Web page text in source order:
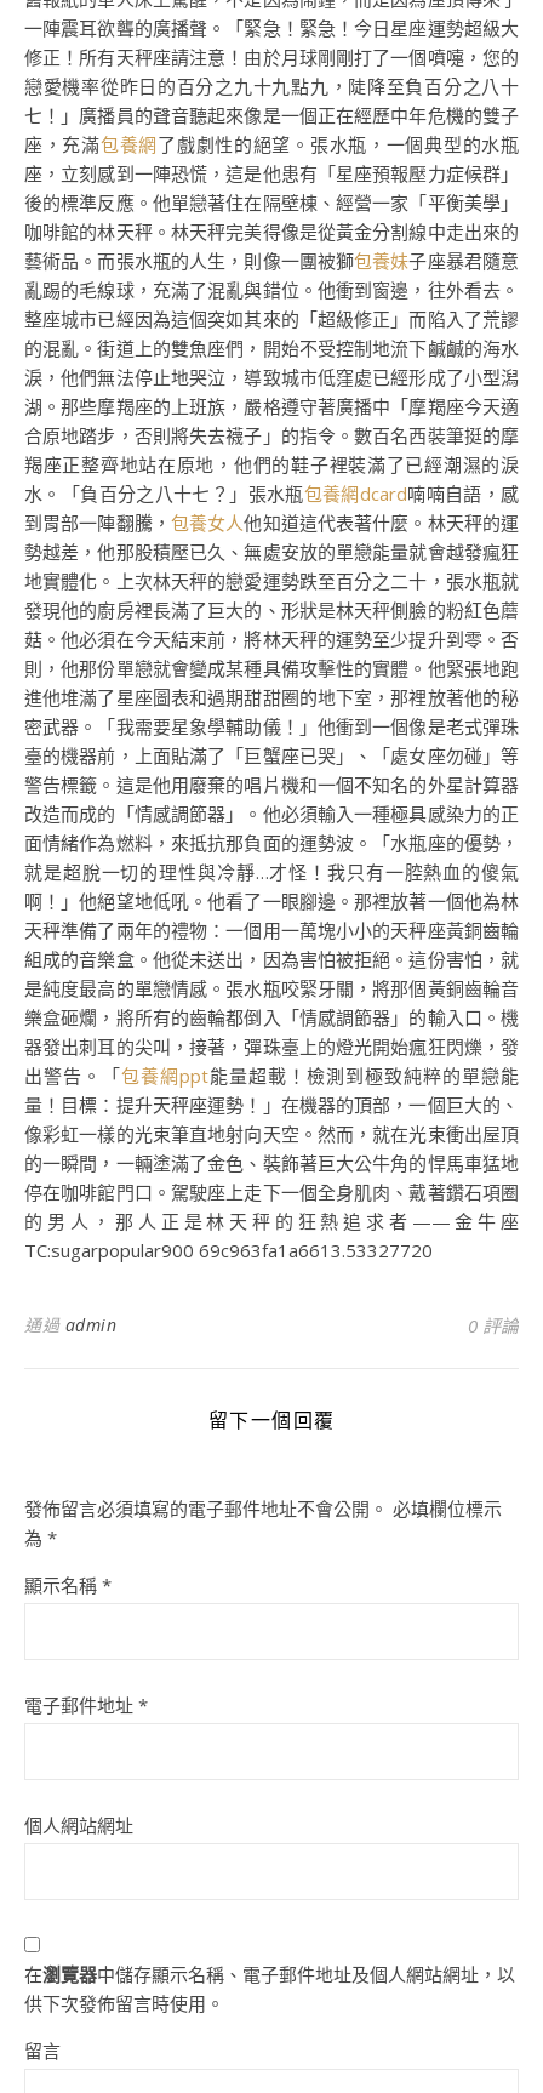
一陣震耳欲聾的廣播聲。「緊急！緊急！今日星座運勢超級大
修正！所有天秤座請注意！由於月球剛剛打了一個噴嚏，您的
戀愛機率從昨日的百分之九十九點九，陡降至負百分之八十
七！」廣播員的聲音聽起來像是一個正在經歷中年危機的雙子
座，充滿包養網了戲劇性的絕望。張水瓶，一個典型的水瓶
座，立刻感到一陣恐慌，這是他患有「星座預報壓力症候群」
後的標準反應。他單戀著住在隔壁棟、經營一家「平衡美學」
咖啡館的林天秤。林天秤完美得像是從黃金分割線中走出來的
藝術品。而張水瓶的人生，則像一團被獅包養妹子座暴君隨意
亂踢的毛線球，充滿了混亂與錯位。他衝到窗邊，往外看去。
整座城市已經因為這個突如其來的「超級修正」而陷入了荒謬
的混亂。街道上的雙魚座們，開始不受控制地流下鹹鹹的海水
淚，他們無法停止地哭泣，導致城市低窪處已經形成了小型潟
湖。那些摩羯座的上班族，嚴格遵守著廣播中「摩羯座今天適
合原地踏步，否則將失去襪子」的指令。數百名西裝筆挺的摩
羯座正整齊地站在原地，他們的鞋子裡裝滿了已經潮濕的淚
水。「負百分之八十七？」張水瓶包養網dcard喃喃自語，感
到胃部一陣翻騰， 包養女人他知道這代表著什麼。林天秤的運
勢越差，他那股積壓已久、無處安放的單戀能量就會越發瘋狂
地實體化。上次林天秤的戀愛運勢跌至百分之二十，張水瓶就
發現他的廚房裡長滿了巨大的、形狀是林天秤側臉的粉紅色蘑
菇。他必須在今天結束前，將林天秤的運勢至少提升到零。否
則，他那份單戀就會變成某種具備攻擊性的實體。他緊張地跑
進他堆滿了星座圖表和過期甜甜圈的地下室，那裡放著他的秘
密武器。「我需要星象學輔助儀！」他衝到一個像是老式彈珠
臺的機器前，上面貼滿了「巨蟹座已哭」、「處女座勿碰」等
警告標籤。這是他用廢棄的唱片機和一個不知名的外星計算器
改造而成的「情感調節器」。他必須輸入一種極具感染力的正
面情緒作為燃料，來抵抗那負面的運勢波。「水瓶座的優勢，
就是超脫一切的理性與冷靜…才怪！我只有一腔熱血的傻氣
啊！」他絕望地低吼。他看了一眼腳邊。那裡放著一個他為林
天秤準備了兩年的禮物：一個用一萬塊小小的天秤座黃銅齒輪
組成的音樂盒。他從未送出，因為害怕被拒絕。這份害怕，就
是純度最高的單戀情感。張水瓶咬緊牙關，將那個黃銅齒輪音
樂盒砸爛，將所有的齒輪都倒入「情感調節器」的輸入口。機
器發出刺耳的尖叫，接著，彈珠臺上的燈光開始瘋狂閃爍，發
出警告。「包養網ppt能量超載！檢測到極致純粹的單戀能
量！目標：提升天秤座運勢！」在機器的頂部，一個巨大的、
像彩虹一樣的光束筆直地射向天空。然而，就在光束衝出屋頂
的一瞬間，一輛塗滿了金色、裝飾著巨大公牛角的悍馬車猛地
停在咖啡館門口。駕駛座上走下一個全身肌肉、戴著鑽石項圈
的男人，那人正是林天秤的狂熱追求者——金牛座
TC:sugarpopular900 69c963fa1a6613.53327720
通過 admin 0 評論
留下一個回覆
發佈留言必須填寫的電子郵件地址不會公開。 必填欄位標示
為 *
顯示名稱 *
電子郵件地址 *
個人網站網址
在瀏覽器中儲存顯示名稱、電子郵件地址及個人網站網址，以
供下次發佈留言時使用。
留言